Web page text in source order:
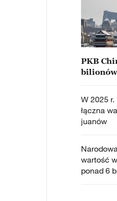
PKB
W 2025
łączna
juanów
wartość
ponad 6